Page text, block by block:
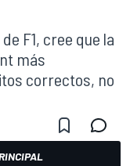
F1, cree que la
más
correctos, no